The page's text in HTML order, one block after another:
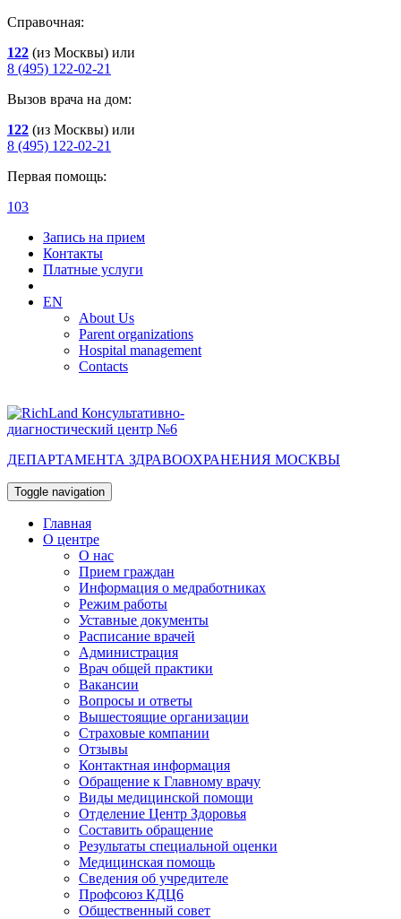
Справочная:
122 (из Москвы) или
8 (495) 122-02-21
Вызов врача на дом:
122 (из Москвы) или
8 (495) 122-02-21
Первая помощь:
103
Запись на прием
Контакты
Платные услуги
EN
About Us
Parent organizations
Hospital management
Contacts
Консультативно-
диагностический центр №6
ДЕПАРТАМЕНТА ЗДРАВООХРАНЕНИЯ МОСКВЫ
Toggle navigation
Главная
О центре
О нас
Прием граждан
Информация о медработниках
Режим работы
Уставные документы
Расписание врачей
Администрация
Врач общей практики
Вакансии
Вопросы и ответы
Вышестоящие организации
Страховые компании
Отзывы
Контактная информация
Обращение к Главному врачу
Виды медицинской помощи
Отделение Центр Здоровья
Составить обращение
Результаты специальной оценки
Медицинская помощь
Cведения об учредителе
Профсоюз КДЦ6
Общественный совет